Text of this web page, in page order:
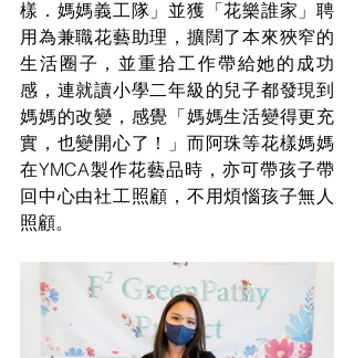
樣．媽媽義工隊」並獲「花樂誰家」聘
用為兼職花藝助理，擴闊了本來狹窄的
生活圈子，並重拾工作帶給她的成功
感，連就讀小學二年級的兒子都發現到
媽媽的改變，感覺「媽媽生活變得更充
實，也變開心了！」而阿珠等花樣媽媽
在YMCA製作花藝品時，亦可帶孩子帶
回中心由社工照顧，不用煩惱孩子無人
照顧。